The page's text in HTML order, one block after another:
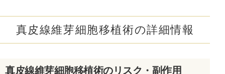
真皮線維芽細胞移植術の詳細情報
真皮線維芽細胞移植術のリスク・副作用